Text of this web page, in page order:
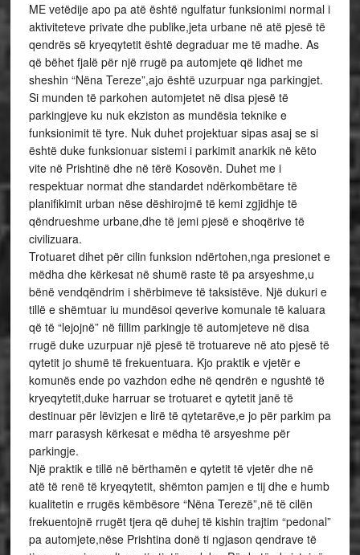
ME vetëdije apo pa atë është ngulfatur funksionimi normal i
aktiviteteve private dhe publike,jeta urbane në atë pjesë të
qendrës së kryeqytetit është degraduar me të madhe. As
që bëhet fjalë për një rrugë pa automjete që lidhet me
sheshin “Nëna Tereze”,ajo është uzurpuar nga parkingjet.
Si munden të parkohen automjetet në disa pjesë të
parkingjeve ku nuk ekziston as mundësia teknike e
funksionimit të tyre. Nuk duhet projektuar sipas asaj se si
është duke funksionuar sistemi i parkimit anarkik në këto
vite në Prishtinë dhe në tërë Kosovën. Duhet me i
respektuar normat dhe standardet ndërkombëtare të
planifikimit urban nëse dëshirojmë të kemi zgjidhje të
qëndrueshme urbane,dhe të jemi pjesë e shoqërive të
civilizuara.
Trotuaret dihet për cilin funksion ndërtohen,nga presionet e
mëdha dhe kërkesat në shumë raste të pa arsyeshme,u
bënë vendqëndrim i shërbimeve të taksistëve. Një dukuri e
tillë e shëmtuar iu mundësoi qeverive komunale të kaluara
që të “lejojnë” në fillim parkingje të automjeteve në disa
rrugë duke uzurpuar një pjesë të trotuareve në ato pjesë të
qytetit jo shumë të frekuentuara. Kjo praktik e vjetër e
komunës ende po vazhdon edhe në qendrën e ngushtë të
kryeqytetit,duke harruar se trotuaret e qytetit janë të
destinuar për lëvizjen e lirë të qytetarëve,e jo për parkim pa
marr parasysh kërkesat e mëdha të arsyeshme për
parkingje.
Një praktik e tillë në bërthamën e qytetit të vjetër dhe në
atë të renë të kryeqytetit, shëmton pamjen e tij dhe e humb
kualitetin e rrugës këmbësore “Nëna Terezë”,në të cilën
frekuentojnë rrugët tjera që duhej të kishin trajtim “pedonal”
pa automjete,nëse Prishtina donë ti ngjason qendrave të